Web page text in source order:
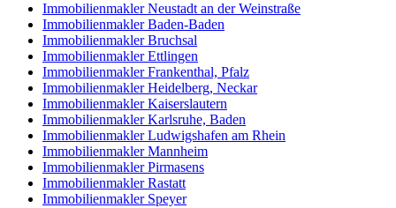
Immobilienmakler Neustadt an der Weinstraße
Immobilienmakler Baden-Baden
Immobilienmakler Bruchsal
Immobilienmakler Ettlingen
Immobilienmakler Frankenthal, Pfalz
Immobilienmakler Heidelberg, Neckar
Immobilienmakler Kaiserslautern
Immobilienmakler Karlsruhe, Baden
Immobilienmakler Ludwigshafen am Rhein
Immobilienmakler Mannheim
Immobilienmakler Pirmasens
Immobilienmakler Rastatt
Immobilienmakler Speyer